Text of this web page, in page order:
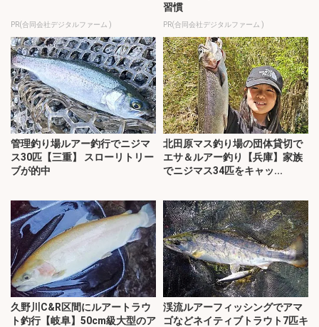
PR(合同会社デジタルファーム )
習慣
PR(合同会社デジタルファーム )
管理釣り場ルアー釣行でニジマ
ス30匹【三重】 スローリトリー
ブが的中
北田原マス釣り場の団体貸切で
エサ＆ルアー釣り【兵庫】家族
でニジマス34匹をキャッ...
久野川C&R区間にルアートラウ
ト釣行【岐阜】50cm級大型のア
渓流ルアーフィッシングでアマ
ゴなどネイティブトラウト7匹キ